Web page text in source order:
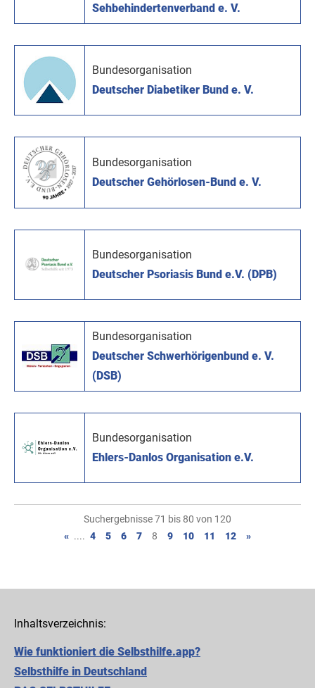
Sehbehindertenverband e. V.
Bundesorganisation
Deutscher Diabetiker Bund e. V.
Bundesorganisation
Deutscher Gehörlosen-Bund e. V.
Bundesorganisation
Deutscher Psoriasis Bund e.V. (DPB)
Bundesorganisation
Deutscher Schwerhörigenbund e. V.
(DSB)
Bundesorganisation
Ehlers-Danlos Organisation e.V.
Suchergebnisse 71 bis 80 von 120
« .... 4 5 6 7 8 9 10 11 12 »
Inhaltsverzeichnis:
Wie funktioniert die Selbsthilfe.app?
Selbsthilfe in Deutschland